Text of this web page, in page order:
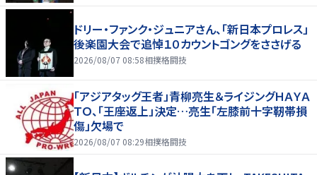
ドリー・ファンク・ジュニアさん、「新日本プロレス」
後楽園大会で追悼１０カウントゴングをささげる
2026/08/07 08:58相撲格闘技
「アジアタッグ王者」青柳亮生＆ライジングＨＡＹＡ
ＴＯ、「王座返上」決定…亮生「左膝前十字靭帯損
傷」欠場で
2026/08/07 08:29相撲格闘技